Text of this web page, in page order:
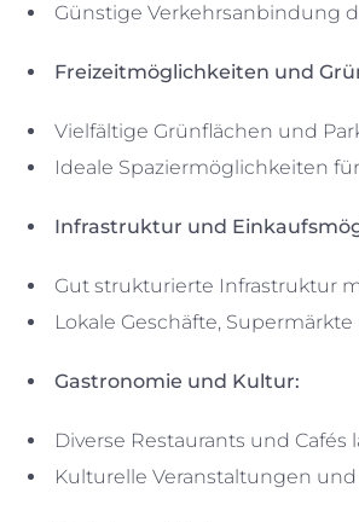
Günstige Verkehrsanbindung
Freizeitmöglichkeiten und
Vielfältige Grünflächen und
Ideale Spaziermöglichkeiten
Infrastruktur und
Gut strukturierte Infrastruktur
Lokale Geschäfte,
Gastronomie und Kultur:
Diverse Restaurants und
Kulturelle Veranstaltungen